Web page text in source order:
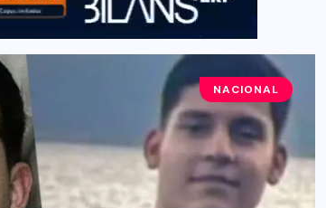
NACIONAL